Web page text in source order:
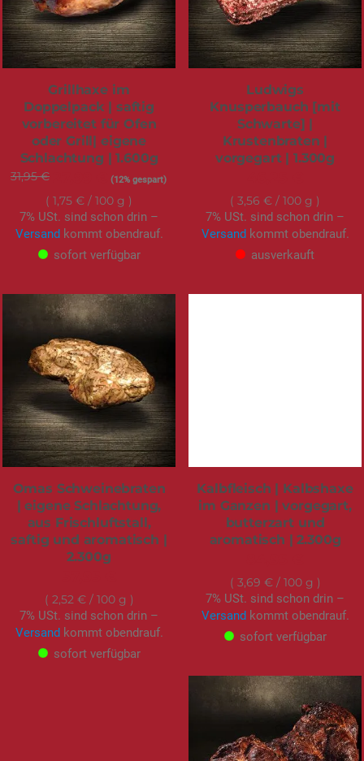
Grillhaxe im
Doppelpack | saftig
vorbereitet für Ofen
oder Grill| eigene
Schlachtung | 1.600g
31,95 € Sonderangebot(12% gespart)
1,75 € / 100 g
7% USt. sind schon drin –
Versandkommt obendrauf.
sofort verfügbar
Ludwigs
Knusperbauch [mit
Schwarte] |
Krustenbraten |
vorgegart | 1.300g
3,56 € / 100 g
7% USt. sind schon drin –
Versandkommt obendrauf.
ausverkauft
Omas Schweinebraten
| eigene Schlachtung,
aus Frischluftstall,
saftig und aromatisch |
2.300g
2,52 €/ 100 g
7% USt. sind schon drin –
Versandkommt obendrauf.
sofort verfügbar
Kalbfleisch | Kalbshaxe
im Ganzen | vorgegart,
butterzart und
aromatisch | 2.300g
3,69 €/ 100 g
7% USt. sind schon drin –
Versandkommt obendrauf.
sofort verfügbar